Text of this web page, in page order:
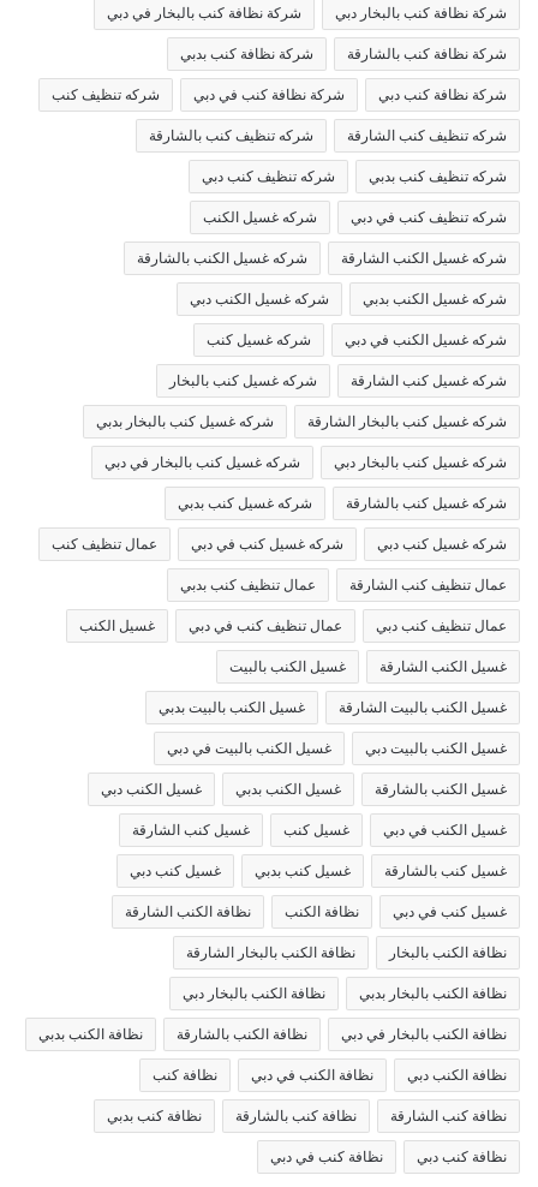
شركة نظافة كنب بالبخار دبي شركة نظافة كنب بالبخار في دبي
شركة نظافة كنب بالشارقة شركة نظافة كنب بدبي
شركة نظافة كنب دبي شركة نظافة كنب في دبي شركه تنظيف كنب
شركه تنظيف كنب الشارقة شركه تنظيف كنب بالشارقة
شركه تنظيف كنب بدبي شركه تنظيف كنب دبي
شركه تنظيف كنب في دبي شركه غسيل الكنب
شركه غسيل الكنب الشارقة شركه غسيل الكنب بالشارقة
شركه غسيل الكنب بدبي شركه غسيل الكنب دبي
شركه غسيل الكنب في دبي شركه غسيل كنب
شركه غسيل كنب الشارقة شركه غسيل كنب بالبخار
شركه غسيل كنب بالبخار الشارقة شركه غسيل كنب بالبخار بدبي
شركه غسيل كنب بالبخار دبي شركه غسيل كنب بالبخار في دبي
شركه غسيل كنب بالشارقة شركه غسيل كنب بدبي
شركه غسيل كنب دبي شركه غسيل كنب في دبي عمال تنظيف كنب
عمال تنظيف كنب الشارقة عمال تنظيف كنب بدبي
عمال تنظيف كنب دبي عمال تنظيف كنب في دبي غسيل الكنب
غسيل الكنب الشارقة غسيل الكنب بالبيت
غسيل الكنب بالبيت الشارقة غسيل الكنب بالبيت بدبي
غسيل الكنب بالبيت دبي غسيل الكنب بالبيت في دبي
غسيل الكنب بالشارقة غسيل الكنب بدبي غسيل الكنب دبي
غسيل الكنب في دبي غسيل كنب غسيل كنب الشارقة
غسيل كنب بالشارقة غسيل كنب بدبي غسيل كنب دبي
غسيل كنب في دبي نظافة الكنب نظافة الكنب الشارقة
نظافة الكنب بالبخار نظافة الكنب بالبخار الشارقة
نظافة الكنب بالبخار بدبي نظافة الكنب بالبخار دبي
نظافة الكنب بالبخار في دبي نظافة الكنب بالشارقة نظافة الكنب بدبي
نظافة الكنب دبي نظافة الكنب في دبي نظافة كنب
نظافة كنب الشارقة نظافة كنب بالشارقة نظافة كنب بدبي
نظافة كنب دبي نظافة كنب في دبي